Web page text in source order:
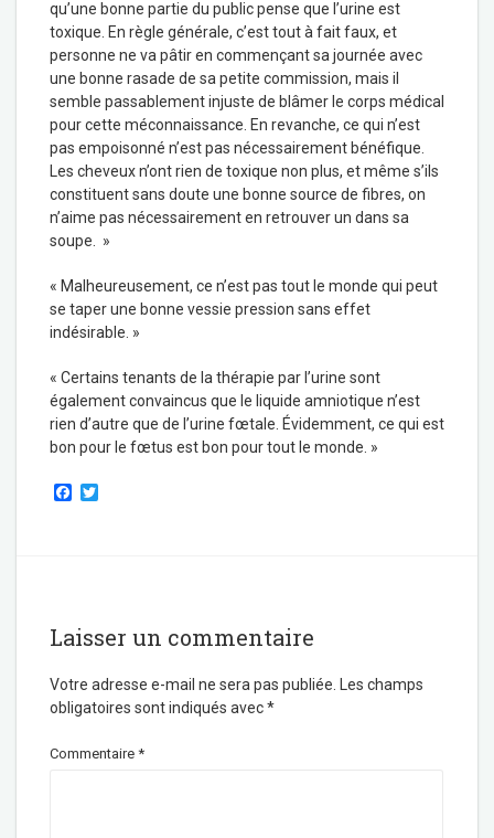
qu’une bonne partie du public pense que l’urine est
toxique. En règle générale, c’est tout à fait faux, et
personne ne va pâtir en commençant sa journée avec
une bonne rasade de sa petite commission, mais il
semble passablement injuste de blâmer le corps médical
pour cette méconnaissance. En revanche, ce qui n’est
pas empoisonné n’est pas nécessairement bénéfique.
Les cheveux n’ont rien de toxique non plus, et même s’ils
constituent sans doute une bonne source de fibres, on
n’aime pas nécessairement en retrouver un dans sa
soupe. »
« Malheureusement, ce n’est pas tout le monde qui peut
se taper une bonne vessie pression sans effet
indésirable. »
« Certains tenants de la thérapie par l’urine sont
également convaincus que le liquide amniotique n’est
rien d’autre que de l’urine fœtale. Évidemment, ce qui est
bon pour le fœtus est bon pour tout le monde. »
F
Laisser un commentaire
Votre adresse e-mail ne sera pas publiée.
Les champs
obligatoires sont indiqués avec*
Commentaire *